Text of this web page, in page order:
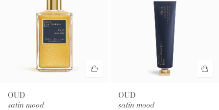
OUD
satin mood
OUD
satin mood